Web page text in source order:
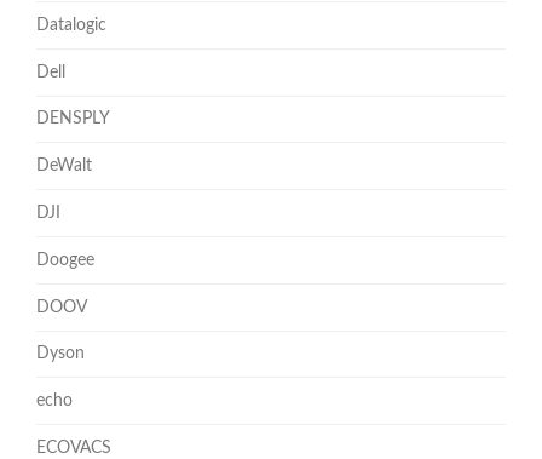
Datalogic
Dell
DENSPLY
DeWalt
DJI
Doogee
DOOV
Dyson
echo
ECOVACS